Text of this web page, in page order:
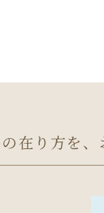
在り方を、